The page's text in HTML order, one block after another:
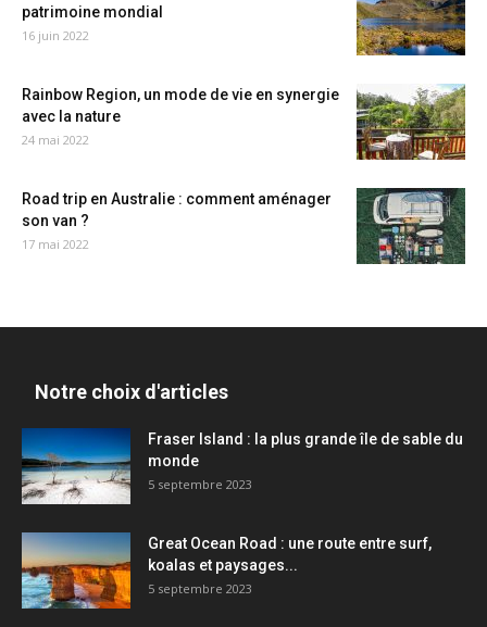
patrimoine mondial
16 juin 2022
Rainbow Region, un mode de vie en synergie
avec la nature
24 mai 2022
Road trip en Australie : comment aménager
son van ?
17 mai 2022
Notre choix d'articles
Fraser Island : la plus grande île de sable du
monde
5 septembre 2023
Great Ocean Road : une route entre surf,
koalas et paysages...
5 septembre 2023